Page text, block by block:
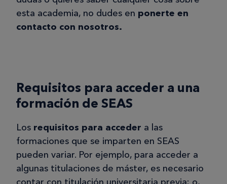
esta academia, no dudes en ponerte en
contacto con nosotros.
Requisitos para acceder a una
formación de SEAS
Los requisitos para acceder a las
formaciones que se imparten en SEAS
pueden variar. Por ejemplo, para acceder a
algunas titulaciones de máster, es necesario